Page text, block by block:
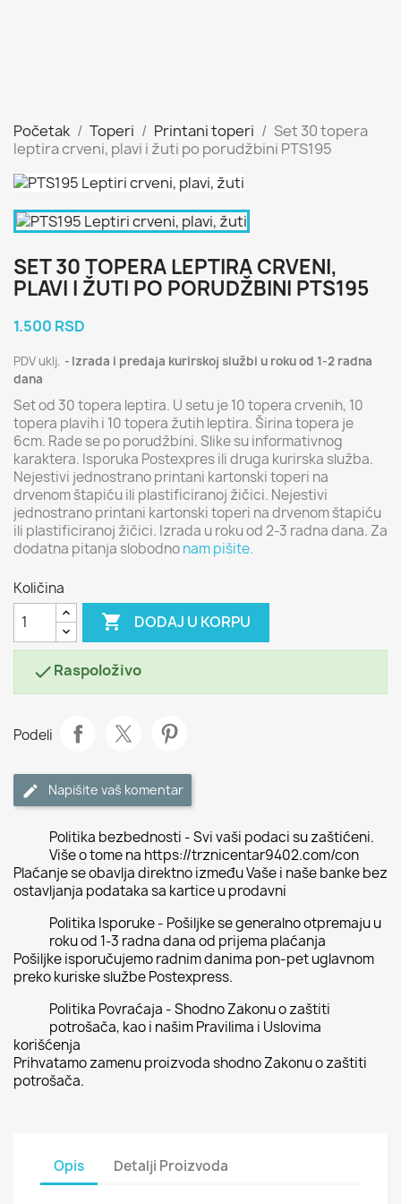
Početak Toperi Printani toperi
Set 30 topera
leptira crveni, plavi i žuti po porudžbini PTS195
SET 30 TOPERA LEPTIRA CRVENI,
PLAVI I ŽUTI PO PORUDŽBINI PTS195
1.500 RSD
PDV uklj.
Izrada i predaja kurirskoj službi u roku od 1-2 radna
dana
Set od 30 topera leptira. U setu je 10 topera crvenih, 10
topera plavih i 10 topera žutih leptira. Širina topera je
6cm. Rade se po porudžbini. Slike su informativnog
karaktera. Isporuka Postexpres ili druga kurirska služba.
Nejestivi jednostrano printani kartonski toperi na
drvenom štapiću ili plastificiranoj žičici. Nejestivi
jednostrano printani kartonski toperi na drvenom štapiću
ili plastificiranoj žičici. Izrada u roku od 2-3 radna dana. Za
dodatna pitanja slobodnonam pišite.
Količina
 DODAJ U KORPU
Raspoloživo
Podeli
Napišite vaš komentar
Politika bezbednosti - Svi vaši podaci su zaštićeni.
Više o tome na https://trznicentar9402.com/con
Plaćanje se obavlja direktno između Vaše i naše banke bez
ostavljanja podataka sa kartice u prodavni
Politika Isporuke - Pošiljke se generalno otpremaju u
roku od 1-3 radna dana od prijema plaćanja
Pošiljke isporučujemo radnim danima pon-pet uglavnom
preko kuriske službe Postexpress.
Politika Povraćaja - Shodno Zakonu o zaštiti
potrošača, kao i našim Pravilima i Uslovima
korišćenja
Prihvatamo zamenu proizvoda shodno Zakonu o zaštiti
potrošača.
Opis Detalji Proizvoda